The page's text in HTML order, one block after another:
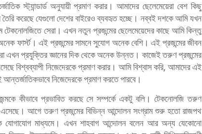
স্ট্যান্ডার্ড অনুযায়ী প্রমাণ করার। আমাদের ছেলেমেয়েরা বেশ কিছু
তৈরি করেছে যেগুলো দেশের বাইরেও ব্যবহৃত হচ্ছে। নব্বই দশকে আমি যখন
সেরা। এখন নতুন প্রজন্মের ছেলেমেয়েদের কাছে আমি কিন্তু
ফার্স্ট। এই প্রজন্মের সামনে সুযোগ অনেক বেশি। এই প্রজন্মের জীবন
এখন প্রযুক্তির জ্ঞানের দিক থেকে অনেক উন্নত। কাজেই তরুণ প্রজন্মের
বিশ্বব্যাপী নিজেদেরকে প্রমাণ করার। আমি বিশ্বাস করি, আমাদের এই
নিজেদেরকে প্রমাণ করতে পারবে।
কীভাবে প্রভাবিত করছে সে সম্পর্কে একটু বলি। টেকনোলজি তরুণ
এসেছে। আগে তরুণ প্রজন্মের বিভিন্ন আন্দোলন সংগ্রাম শুরু হতো রাজপথ
মাধ্যমে। এখন শাহবাগ আন্দোলন বলেন আর অন্য যেকোনো